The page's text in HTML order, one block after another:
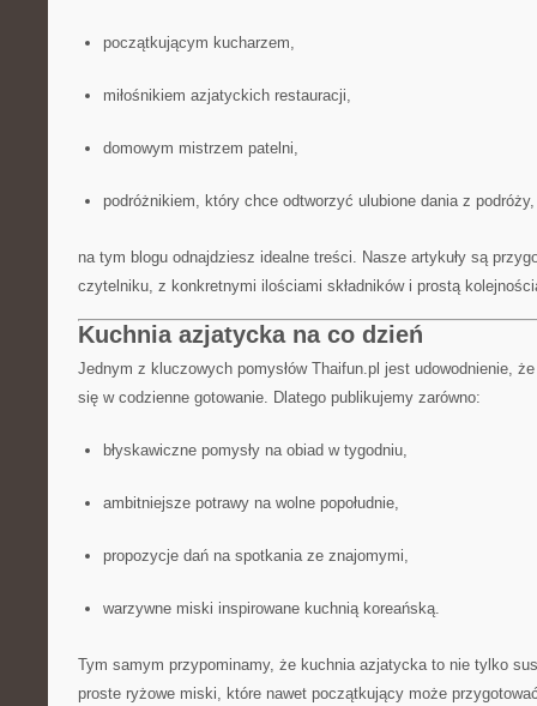
początkującym kucharzem,
miłośnikiem azjatyckich restauracji,
domowym mistrzem patelni,
podróżnikiem, który chce odtworzyć ulubione dania z podróży,
na tym blogu odnajdziesz idealne treści. Nasze artykuły są
czytelniku, z konkretnymi ilościami składników i prostą
Kuchnia azjatycka na co dzień
Jednym z kluczowych pomysłów Thaifun.pl jest udowodnienie,
się w codzienne gotowanie. Dlatego publikujemy zarówno:
błyskawiczne pomysły na obiad w tygodniu,
ambitniejsze potrawy na wolne popołudnie,
propozycje dań na spotkania ze znajomymi,
warzywne miski inspirowane kuchnią koreańską.
Tym samym przypominamy, że kuchnia azjatycka to nie tylko
proste ryżowe miski, które nawet początkujący może